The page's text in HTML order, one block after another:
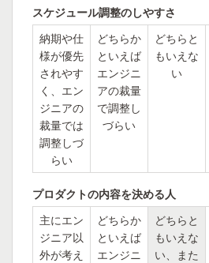
スケジュール調整のしやすさ
納期や仕
様が優先
されやす
く、エン
ジニアの
裁量では
調整しづ
らい
どちらか
といえば
エンジニ
アの裁量
で調整し
づらい
どちらと
もいえな
い
プロダクトの内容を決める人
主にエン
ジニア以
外が考え
どちらか
といえば
エンジニ
どちらと
もいえな
い、また